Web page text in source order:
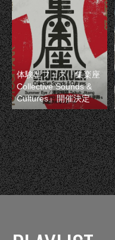
体験型フェス『集楽座
Collective Sounds &
Cultures』開催決定